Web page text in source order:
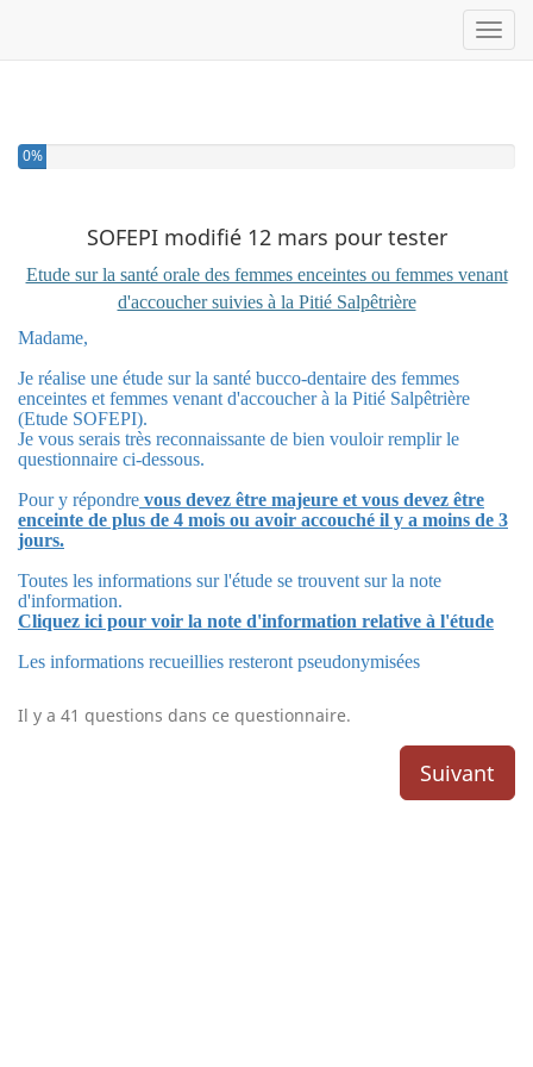
0%
SOFEPI modifié 12 mars pour tester
Etude sur la santé orale des femmes enceintes ou femmes venant
d'accoucher suivies à la Pitié Salpêtrière
Madame,
Je réalise une étude sur la santé bucco-dentaire des femmes
enceintes et femmes venant d'accoucher à la Pitié Salpêtrière
(Etude SOFEPI).
Je vous serais très reconnaissante de bien vouloir remplir le
questionnaire ci-dessous.
Pour y répondre vous devez être majeure et vous devez être
enceinte de plus de 4 mois ou avoir accouché il y a moins de 3
jours.
Toutes les informations sur l'étude se trouvent sur la note
d'information.
Cliquez ici pour voir la note d'information relative à l'étude
Les informations recueillies resteront pseudonymisées
Il y a 41 questions dans ce questionnaire.
Suivant